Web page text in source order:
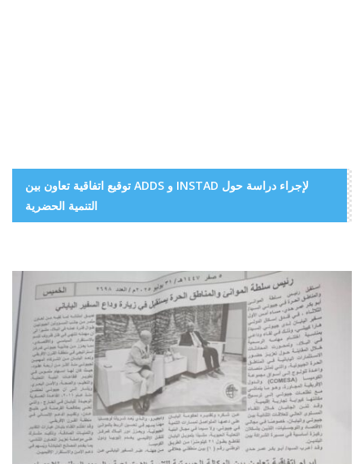
توقيع اتفاقية تعاون بين ADDS و INSTAD لإجراء دراسة حول
التنمية الحضرية